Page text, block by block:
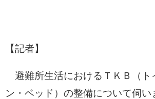
【記者】
避難所生活におけるＴＫＢ（ト
ン・ベッド）の整備について伺い